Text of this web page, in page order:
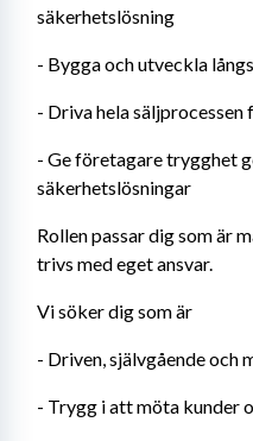
säkerhetslösning
- Bygga och utveckla
- Driva hela
- Ge företagare trygghet
säkerhetslösningar
Rollen passar dig som är
trivs med eget ansvar.
Vi söker dig som är
- Driven, självgående och
- Trygg i att möta kunder